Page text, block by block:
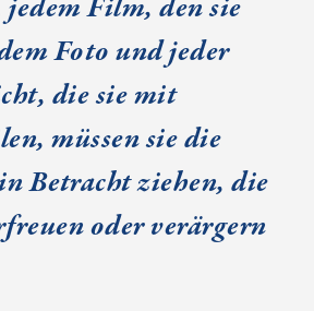
jedem Film, den sie
Foto und jeder
die sie mit
müssen sie die
Betracht ziehen, die
oder verärgern